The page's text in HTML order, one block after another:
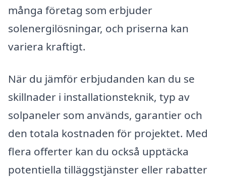
många företag som erbjuder
solenergilösningar, och priserna kan
variera kraftigt.
När du jämför erbjudanden kan du se
skillnader i installationsteknik, typ av
solpaneler som används, garantier och
den totala kostnaden för projektet. Med
flera offerter kan du också upptäcka
potentiella tilläggstjänster eller rabatter